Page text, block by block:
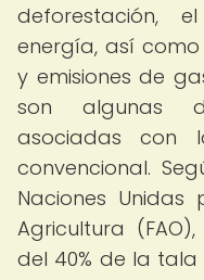
deforestación,
energía, así
y emisiones de
son algunas
asociadas con
convencional.
Naciones
Agricultura
del 40% de la